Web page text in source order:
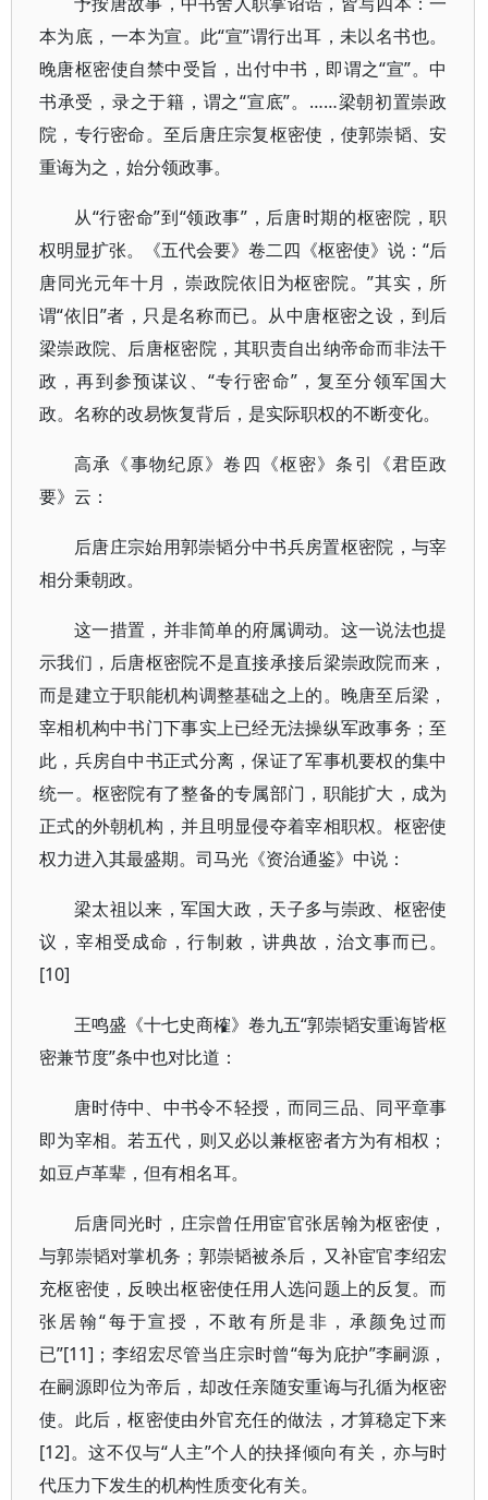
本为底，一本为宣。此“宣”谓行出耳，未以名书也。
晚唐枢密使自禁中受旨，出付中书，即谓之“宣”。中
书承受，录之于籍，谓之“宣底”。……梁朝初置崇政
院，专行密命。至后唐庄宗复枢密使，使郭崇韬、安
重诲为之，始分领政事。
从“行密命”到“领政事”，后唐时期的枢密院，职
权明显扩张。《五代会要》卷二四《枢密使》说：“后
唐同光元年十月，崇政院依旧为枢密院。”其实，所
谓“依旧”者，只是名称而已。从中唐枢密之设，到后
梁崇政院、后唐枢密院，其职责自出纳帝命而非法干
政，再到参预谋议、“专行密命”，复至分领军国大
政。名称的改易恢复背后，是实际职权的不断变化。
高承《事物纪原》卷四《枢密》条引《君臣政
要》云：
后唐庄宗始用郭崇韬分中书兵房置枢密院，与宰
相分秉朝政。
这一措置，并非简单的府属调动。这一说法也提
示我们，后唐枢密院不是直接承接后梁崇政院而来，
而是建立于职能机构调整基础之上的。晚唐至后梁，
宰相机构中书门下事实上已经无法操纵军政事务；至
此，兵房自中书正式分离，保证了军事机要权的集中
统一。枢密院有了整备的专属部门，职能扩大，成为
正式的外朝机构，并且明显侵夺着宰相职权。枢密使
权力进入其最盛期。司马光《资治通鉴》中说：
梁太祖以来，军国大政，天子多与崇政、枢密使
议，宰相受成命，行制敕，讲典故，治文事而已。
[10]
王鸣盛《十七史商榷》卷九五“郭崇韬安重诲皆枢
密兼节度”条中也对比道：
唐时侍中、中书令不轻授，而同三品、同平章事
即为宰相。若五代，则又必以兼枢密者方为有相权；
如豆卢革辈，但有相名耳。
后唐同光时，庄宗曾任用宦官张居翰为枢密使，
与郭崇韬对掌机务；郭崇韬被杀后，又补宦官李绍宏
充枢密使，反映出枢密使任用人选问题上的反复。而
张居翰“每于宣授，不敢有所是非，承颜免过而
已”[11]；李绍宏尽管当庄宗时曾“每为庇护”李嗣源，
在嗣源即位为帝后，却改任亲随安重诲与孔循为枢密
使。此后，枢密使由外官充任的做法，才算稳定下来
[12]。这不仅与“人主”个人的抉择倾向有关，亦与时
代压力下发生的机构性质变化有关。